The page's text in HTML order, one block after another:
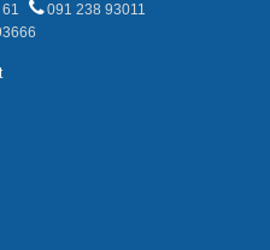
091 238 93011